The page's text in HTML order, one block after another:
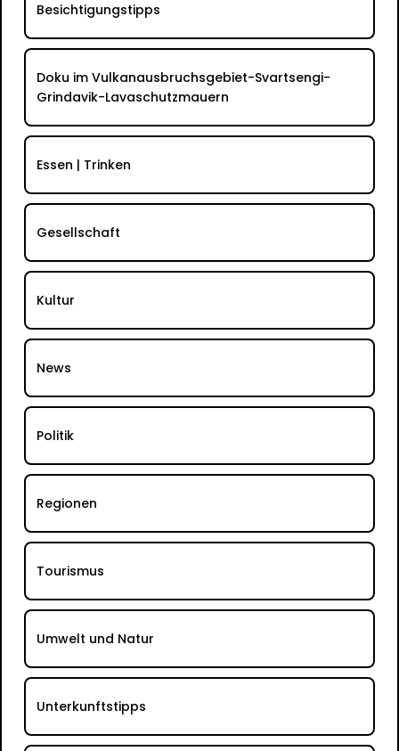
Besichtigungstipps
Doku im Vulkanausbruchsgebiet-Svartsengi-
Grindavik-Lavaschutzmauern
Essen | Trinken
Gesellschaft
Kultur
News
Politik
Regionen
Tourismus
Umwelt und Natur
Unterkunftstipps